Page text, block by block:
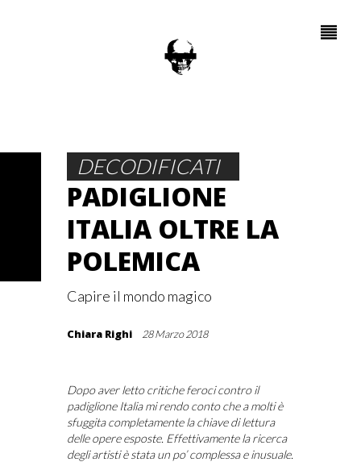
DECODIFICATI
PADIGLIONE
ITALIA OLTRE LA
POLEMICA
Capire il mondo magico
Chiara Righi 28 Marzo 2018
Dopo aver letto critiche feroci contro il
padiglione Italia mi rendo conto che a molti è
sfuggita completamente la chiave di lettura
delle opere esposte. Effettivamente la ricerca
degli artisti è stata un po’ complessa e inusuale.